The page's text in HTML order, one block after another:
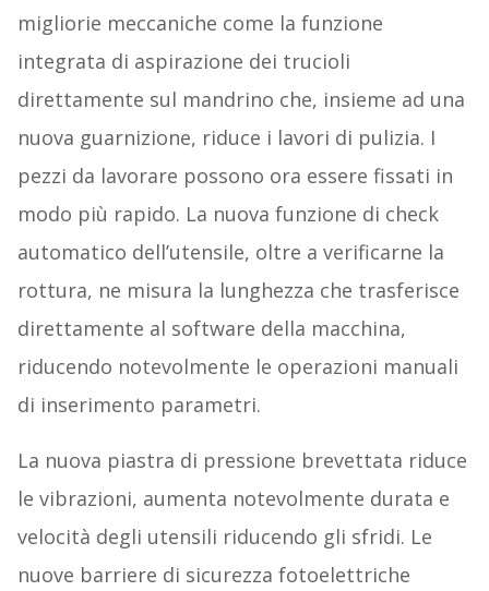
migliorie meccaniche come la funzione
integrata di aspirazione dei trucioli
direttamente sul mandrino che, insieme ad una
nuova guarnizione, riduce i lavori di pulizia. I
pezzi da lavorare possono ora essere fissati in
modo più rapido. La nuova funzione di check
automatico dell’utensile, oltre a verificarne la
rottura, ne misura la lunghezza che trasferisce
direttamente al software della macchina,
riducendo notevolmente le operazioni manuali
di inserimento parametri.
La nuova piastra di pressione brevettata riduce
le vibrazioni, aumenta notevolmente durata e
velocità degli utensili riducendo gli sfridi. Le
nuove barriere di sicurezza fotoelettriche